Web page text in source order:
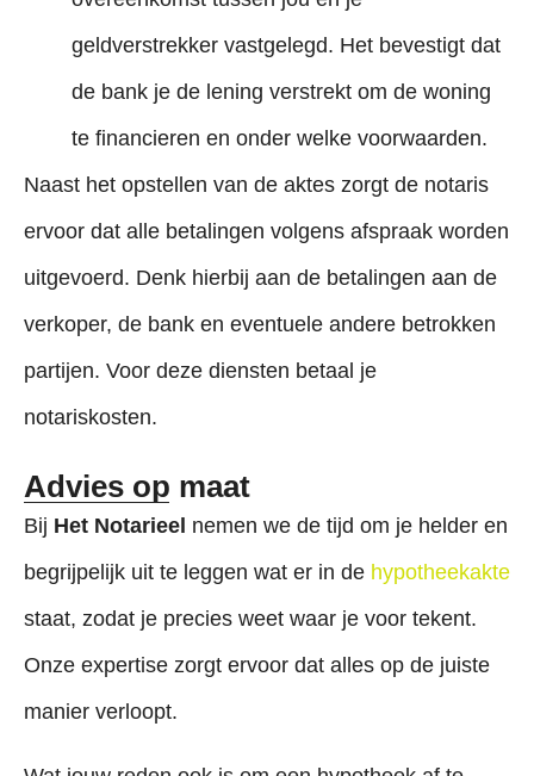
geldverstrekker vastgelegd. Het bevestigt dat
de bank je de lening verstrekt om de woning
te financieren en onder welke voorwaarden.
Naast het opstellen van de aktes zorgt de notaris
ervoor dat alle betalingen volgens afspraak worden
uitgevoerd. Denk hierbij aan de betalingen aan de
verkoper, de bank en eventuele andere betrokken
partijen. Voor deze diensten betaal je
notariskosten.
Advies op maat
Bij Het Notarieel nemen we de tijd om je helder en
begrijpelijk uit te leggen wat er in de hypotheekakte
staat, zodat je precies weet waar je voor tekent.
Onze expertise zorgt ervoor dat alles op de juiste
manier verloopt.